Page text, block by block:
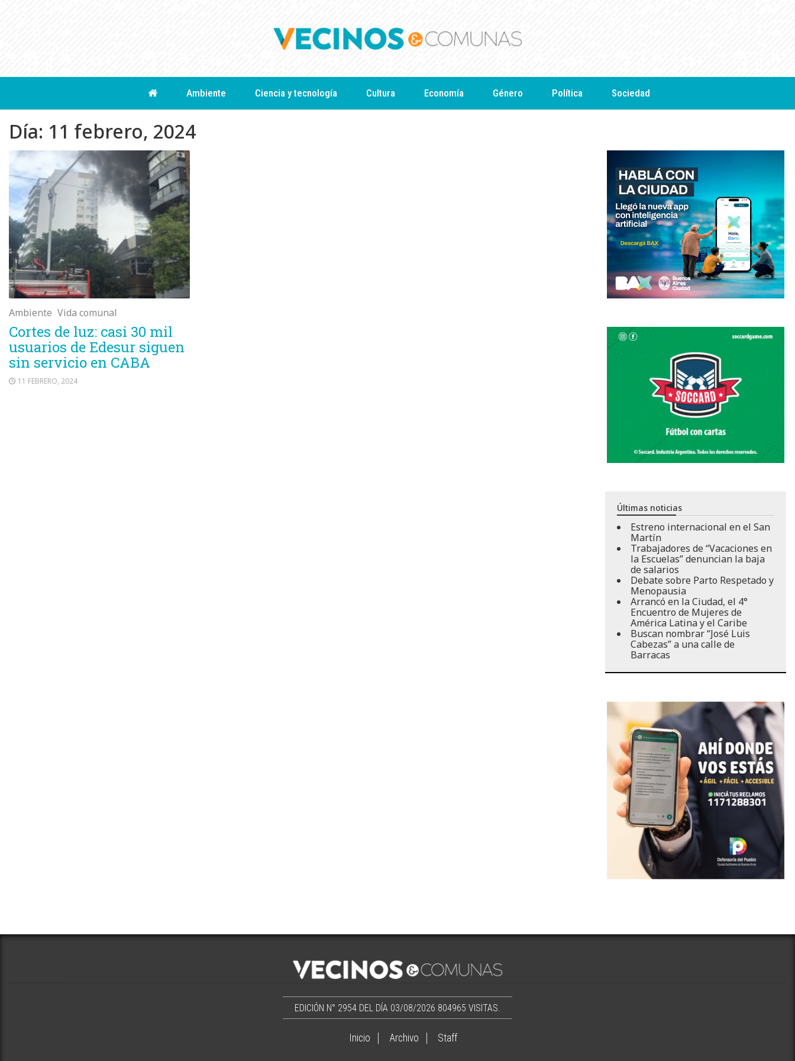
Ambiente Ciencia y tecnología Cultura Economía Género Política Sociedad
Día: 11 febrero, 2024
Ambiente Vida comunal
Cortes de luz: casi 30 mil
usuarios de Edesur siguen
sin servicio en CABA
11 FEBRERO, 2024
Últimas noticias
Estreno internacional en el San
Martín
Trabajadores de “Vacaciones en
la Escuelas” denuncian la baja
de salarios
Debate sobre Parto Respetado y
Menopausia
Arrancó en la Ciudad, el 4°
Encuentro de Mujeres de
América Latina y el Caribe
Buscan nombrar “José Luis
Cabezas” a una calle de
Barracas
EDICIÓN N° 2954 DEL DÍA 03/08/2026 804965 VISITAS.
Inicio Archivo Staff